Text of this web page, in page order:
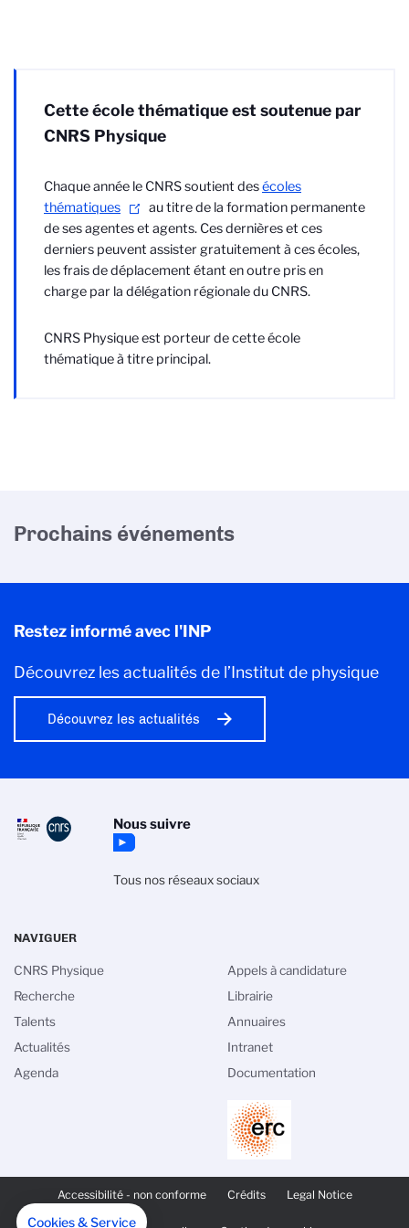
Cette école thématique est soutenue par
CNRS Physique
Chaque année le CNRS soutient desécoles
thématiques
au titre de la formation permanente
de ses agentes et agents. Ces dernières et ces
derniers peuvent assister gratuitement à ces écoles,
les frais de déplacement étant en outre pris en
charge par la délégation régionale du CNRS.
CNRS Physique est porteur de cette école
thématique à titre principal.
Prochains événements
Restez informé avec l'INP
Découvrez les actualités de l’Institut de physique
Découvrez les actualités
Nous suivre
Tous nos réseaux sociaux
PAGE
SECONDAIRE
Accessibilité - non conforme Crédits Legal Notice
NAVIGUER
CNRS Physique
Recherche
Talents
Actualités
Agenda
Appels à candidature
Librairie
Annuaires
Intranet
Documentation
Cookies & Service